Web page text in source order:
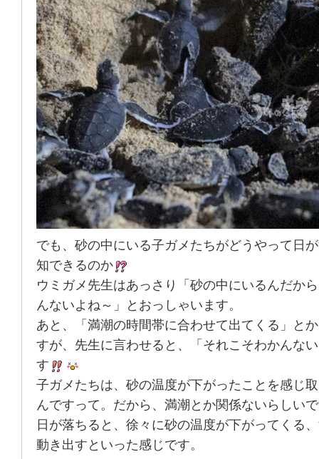
でも、砂の中にいる子ガメたちがどうやって日
知できるのか
ウミガメ先生はあっさり「砂の中にいるんだか
んないよね～」とおっしゃいます。
あと、「満潮の時間帯に合わせて出てくる」と
すが、先生に言わせると、「それこそわかんな
す
子ガメたちは、砂の温度が下がったことを感じ
んですって。だから、満潮とか関係ないらしい
日が落ちると、徐々に砂の温度が下がってくる
動き出すといった感じです。